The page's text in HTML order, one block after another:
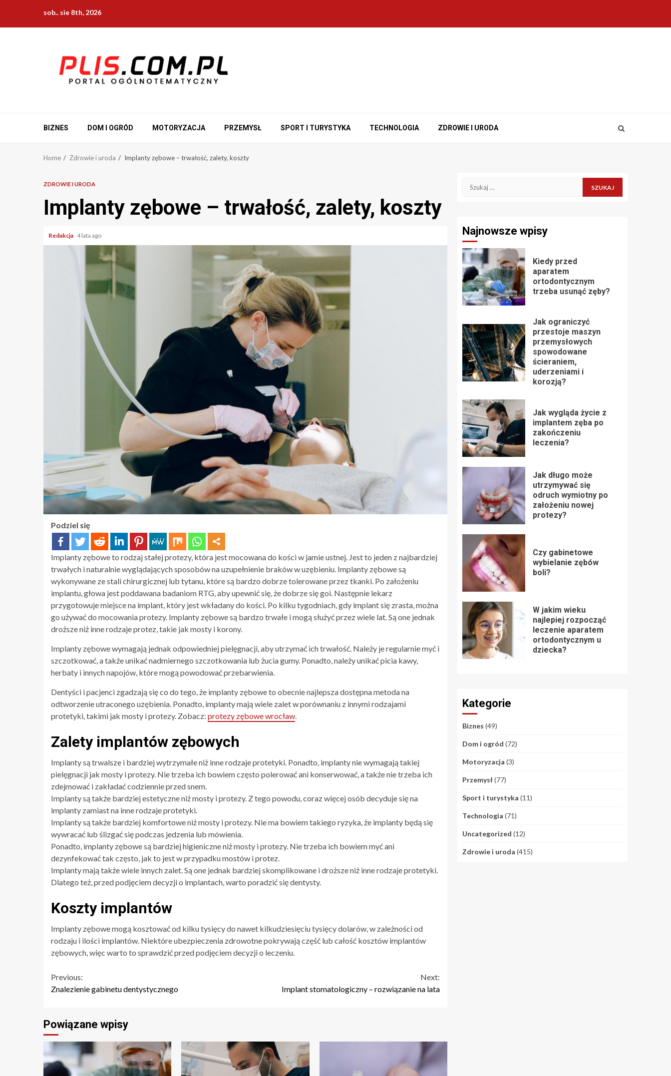
content
sob.. sie 8th, 2026
BIZNES DOM I OGRÓD MOTORYZACJA PRZEMYSŁ SPORT I TURYSTYKA TECHNOLOGIA ZDROWIE I URODA
Home Zdrowie i uroda Implanty zębowe – trwałość, zalety, koszty
ZDROWIE I URODA
Implanty zębowe – trwałość, zalety, koszty
Redakcja 4 lata ago
Podziel się
Implanty zębowe to rodzaj stałej protezy, która jest mocowana do kości w jamie ustnej. Jest to jeden z najbardziej
trwałych i naturalnie wyglądających sposobów na uzupełnienie braków w uzębieniu. Implanty zębowe są
wykonywane ze stali chirurgicznej lub tytanu, które są bardzo dobrze tolerowane przez tkanki. Po założeniu
implantu, głowa jest poddawana badaniom RTG, aby upewnić się, że dobrze się goi. Następnie lekarz
przygotowuje miejsce na implant, który jest wkładany do kości. Po kilku tygodniach, gdy implant się zrasta, można
go używać do mocowania protezy. Implanty zębowe są bardzo trwałe i mogą służyć przez wiele lat. Są one jednak
droższe niż inne rodzaje protez, takie jak mosty i korony.
Implanty zębowe wymagają jednak odpowiedniej pielęgnacji, aby utrzymać ich trwałość. Należy je regularnie myć i
szczotkować, a także unikać nadmiernego szczotkowania lub żucia gumy. Ponadto, należy unikać picia kawy,
herbaty i innych napojów, które mogą powodować przebarwienia.
Dentyści i pacjenci zgadzają się co do tego, że implanty zębowe to obecnie najlepsza dostępna metoda na
odtworzenie utraconego uzębienia. Ponadto, implanty mają wiele zalet w porównaniu z innymi rodzajami
protetyki, takimi jak mosty i protezy. Zobacz: protezy zębowe wrocław.
Zalety implantów zębowych
Implanty są trwalsze i bardziej wytrzymałe niż inne rodzaje protetyki. Ponadto, implanty nie wymagają takiej
pielęgnacji jak mosty i protezy. Nie trzeba ich bowiem często polerować ani konserwować, a także nie trzeba ich
zdejmować i zakładać codziennie przed snem.
Implanty są także bardziej estetyczne niż mosty i protezy. Z tego powodu, coraz więcej osób decyduje się na
implanty zamiast na inne rodzaje protetyki.
Implanty są także bardziej komfortowe niż mosty i protezy. Nie ma bowiem takiego ryzyka, że implanty będą się
wywracać lub ślizgać się podczas jedzenia lub mówienia.
Ponadto, implanty zębowe są bardziej higieniczne niż mosty i protezy. Nie trzeba ich bowiem myć ani
dezynfekować tak często, jak to jest w przypadku mostów i protez.
Implanty mają także wiele innych zalet. Są one jednak bardziej skomplikowane i droższe niż inne rodzaje protetyki.
Dlatego też, przed podjęciem decyzji o implantach, warto poradzić się dentysty.
Koszty implantów
Implanty zębowe mogą kosztować od kilku tysięcy do nawet kilkudziesięciu tysięcy dolarów, w zależności od
rodzaju i ilości implantów. Niektóre ubezpieczenia zdrowotne pokrywają część lub całość kosztów implantów
zębowych, więc warto to sprawdzić przed podjęciem decyzji o leczeniu.
Continue
Previous:
Znalezienie gabinetu dentystycznego
Next:
Implant stomatologiczny – rozwiązanie na lata
Powiązane wpisy
Szukaj:
Najnowsze wpisy
Kiedy przed
aparatem
ortodontycznym
trzeba usunąć zęby?
Jak ograniczyć
przestoje maszyn
przemysłowych
spowodowane
ścieraniem,
uderzeniami i
korozją?
Jak wygląda życie z
implantem zęba po
zakończeniu
leczenia?
Jak długo może
utrzymywać się
odruch wymiotny po
założeniu nowej
protezy?
Czy gabinetowe
wybielanie zębów
boli?
W jakim wieku
najlepiej rozpocząć
leczenie aparatem
ortodontycznym u
dziecka?
Kategorie
Biznes (49)
Dom i ogród (72)
Motoryzacja (3)
Przemysł(77)
Sport i turystyka (11)
Technologia (71)
Uncategorized (12)
Zdrowie i uroda (415)